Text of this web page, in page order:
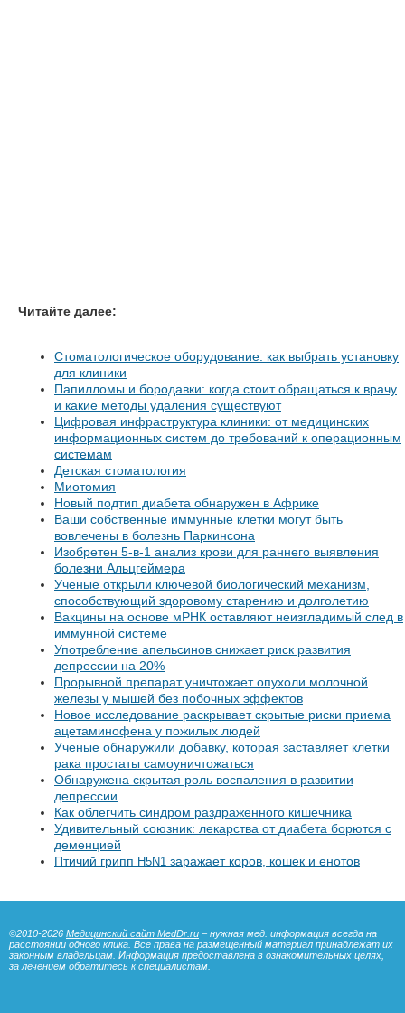
Читайте далее:
Стоматологическое оборудование: как выбрать установку
для клиники
Папилломы и бородавки: когда стоит обращаться к врачу
и какие методы удаления существуют
Цифровая инфраструктура клиники: от медицинских
информационных систем до требований к операционным
системам
Детская стоматология
Миотомия
Новый подтип диабета обнаружен в Африке
Ваши собственные иммунные клетки могут быть
вовлечены в болезнь Паркинсона
Изобретен 5-в-1 анализ крови для раннего выявления
болезни Альцгеймера
Ученые открыли ключевой биологический механизм,
способствующий здоровому старению и долголетию
Вакцины на основе мРНК оставляют неизгладимый след в
иммунной системе
Употребление апельсинов снижает риск развития
депрессии на 20%
Прорывной препарат уничтожает опухоли молочной
железы у мышей без побочных эффектов
Новое исследование раскрывает скрытые риски приема
ацетаминофена у пожилых людей
Ученые обнаружили добавку, которая заставляет клетки
рака простаты самоуничтожаться
Обнаружена скрытая роль воспаления в развитии
депрессии
Как облегчить синдром раздраженного кишечника
Удивительный союзник: лекарства от диабета борются с
деменцией
Птичий грипп H5N1 заражает коров, кошек и енотов
©2010-2026 Медицинский сайт MedDr.ru – нужная мед. информация всегда на
расстоянии одного клика. Все права на размещенный материал принадлежат их
законным владельцам. Информация предоставлена в ознакомительных целях,
за лечением обратитесь к специалистам.